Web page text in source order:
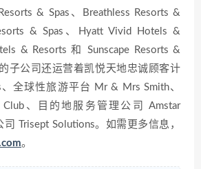
& Spas、Breathless Resorts &
& Spas、Hyatt Vivid Hotels &
& Resorts 和 Sunscape Resorts &
子公司还运营着凯悦天地忠诚顾客计
、全球性旅游平台 Mr & Mrs Smith、
Club、目的地服务管理公司 Amstar
Trisept Solutions。如需更多信息，
。